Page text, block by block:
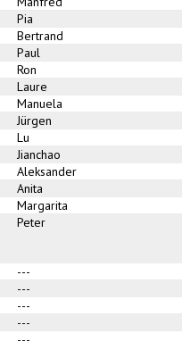
Pia
Bertrand
Paul
Ron
Laure
Manuela
Jürgen
Lu
Jianchao
Aleksander
Anita
Margarita
Peter
---
---
---
---
---